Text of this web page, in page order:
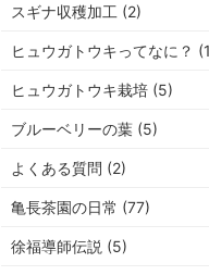
スギナ収穫加工 (2)
ヒュウガトウキってなに？
ヒュウガトウキ栽培 (5)
ブルーベリーの葉 (5)
よくある質問 (2)
亀長茶園の日常 (77)
徐福導師伝説 (5)